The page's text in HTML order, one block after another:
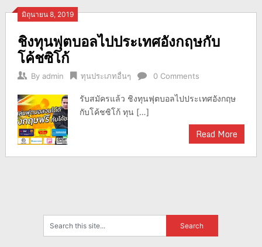
มิถุนายน 8, 2019
ชิงทุนฟุตบอลไปประเทศอังกฤษกับ
โค้ชซิโก้
By admin ทุนประเภทอื่นๆ 0 Comments
รับสมัครแล้ว ชิงทุนฟุตบอลไปประเทศอังกฤษ
กับโค้ชซิโก้ ทุน […]
Read More